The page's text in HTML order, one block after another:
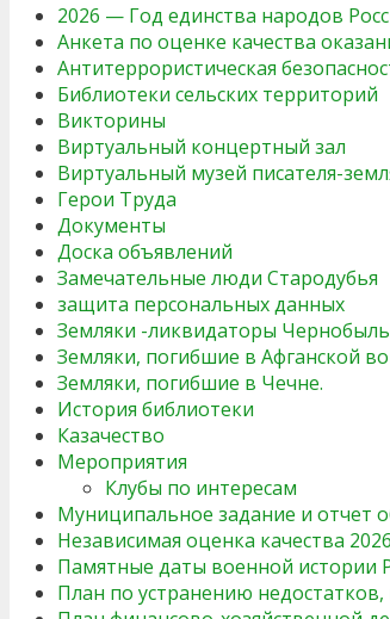
2026 — Год единства народов
Анкета по оценке качества
Антитеррористическая
Библиотеки сельских территорий
Викторины
Виртуальный концертный зал
Виртуальный музей писателя-
Герои Труда
Документы
Доска объявлений
Замечательные люди Стародубья
защита персональных данных
Земляки -ликвидаторы
Земляки, погибшие в Афганской
Земляки, погибшие в Чечне.
История библиотеки
Казачество
Мероприятия
Клубы по интересам
Муниципальное задание и отчет
Независимая оценка качества 2026
Памятные даты военной истории
План по устранению